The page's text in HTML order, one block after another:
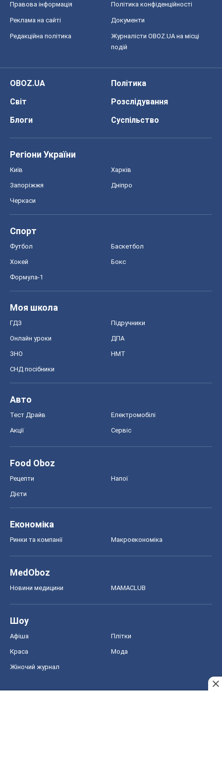
Правова інформація Політика конфіденційності
Реклама на сайті Документи
Редакційна політика
Журналісти OBOZ.UA на місці
подій
OBOZ.UA
Політика
Світ
Розслідування
Блоги
Суспільство
Регіони України
Київ Харків
Запоріжжя Дніпро
Черкаси
Спорт
Футбол Баскетбол
Хокей Бокс
Формула-1
Моя школа
ГДЗ Підручники
Онлайн уроки ДПА
ЗНО НМТ
СНД посібники
Авто
Тест Драйв Електромобілі
Акції Сервіс
Food Oboz
Рецепти Напої
Дієти
Економіка
Ринки та компанії Макроекономіка
MedOboz
Новини медицини MAMACLUB
Шоу
Афіша Плітки
Краса Мода
Жіночий журнал